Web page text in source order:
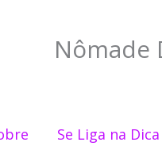
Nômade
Se Liga na Dica